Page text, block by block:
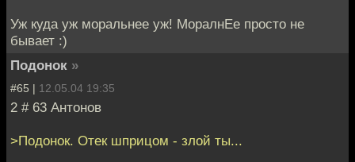
Уж куда уж моральнее уж! МоралнЕе просто не
бывает :)
Подонок »
#65 | 12.05.04 19:35
2 # 63 Антонов
>Подонок. Отек шприцом - злой ты...